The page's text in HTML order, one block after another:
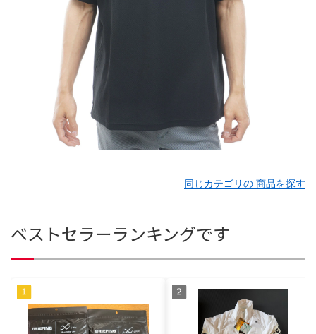
同じカテゴリの 商品を探す
ベストセラーランキングです